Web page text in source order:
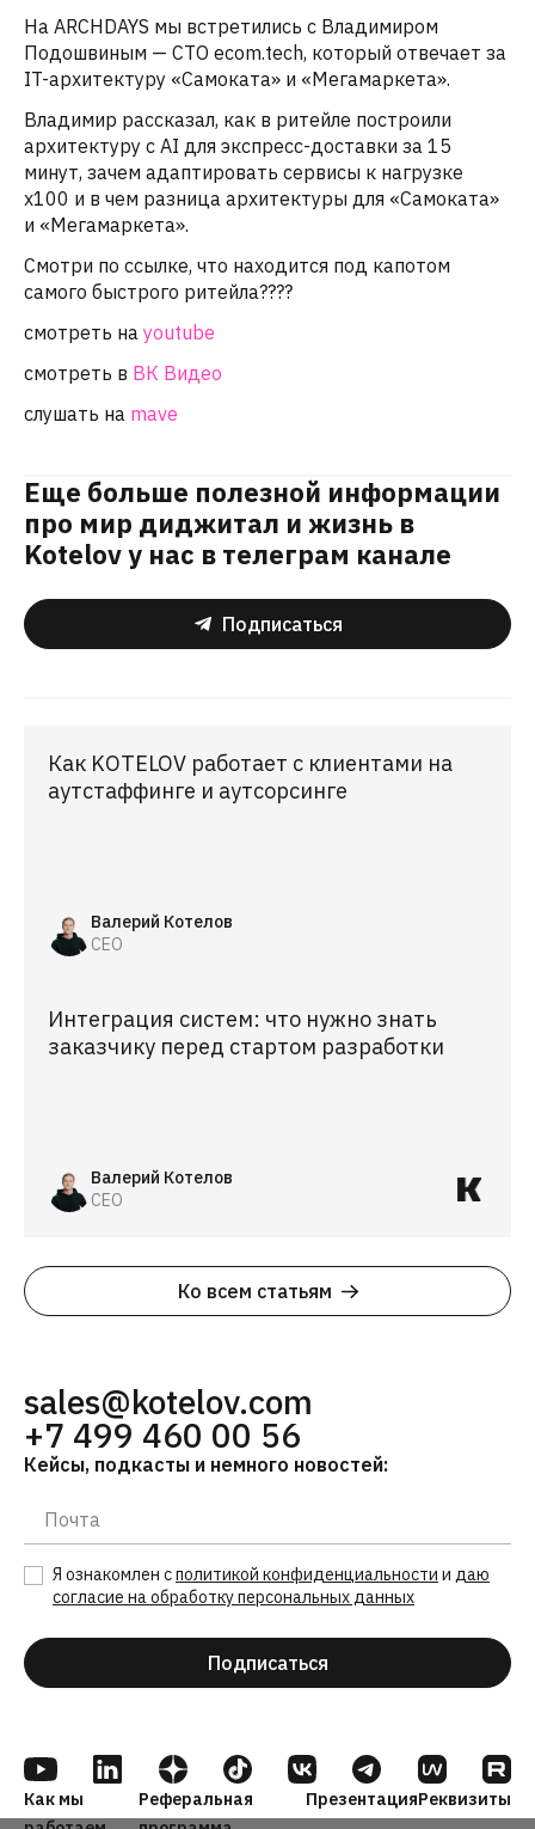
На ARCHDAYS мы встретились с Владимиром
Подошвиным — CTO ecom.tech, который отвечает за
IT-архитектуру «Самоката» и «Мегамаркета».
Владимир рассказал, как в ритейле построили
архитектуру с AI для экспресс-доставки за 15
минут, зачем адаптировать сервисы к нагрузке
x100 и в чем разница архитектуры для «Самоката»
и «Мегамаркета».
Смотри по ссылке, что находится под капотом
самого быстрого ритейла????
смотреть на youtube
смотреть в ВК Видео
слушать на mave
Еще больше полезной информации
про мир диджитал и жизнь в
Kotelov у нас в телеграм канале
Подписаться
Как KOTELOV работает с клиентами на
аутстаффинге и аутсорсинге
Валерий Котелов
CEO
Интеграция систем: что нужно знать
заказчику перед стартом разработки
Валерий Котелов
CEO
Ко всем статьям
sales@kotelov.com
+7 499 460 00 56
Кейсы, подкасты и немного новостей:
Подписаться
Я ознакомлен сполитикой конфиденциальности и даю
согласие на обработку персональных данных
Как мы
Реферальная
ПрезентацияРеквизиты